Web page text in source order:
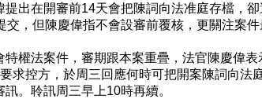
出在開審前14天會把陳詞向法准庭存檔，
，但陳慶偉指不會設審前覆核，更關注案
權法案件，審期跟本案重疊，法官陳慶偉表
控方，於周三回應何時可把開案陳詞向
。聆訊周三早上10時再續。